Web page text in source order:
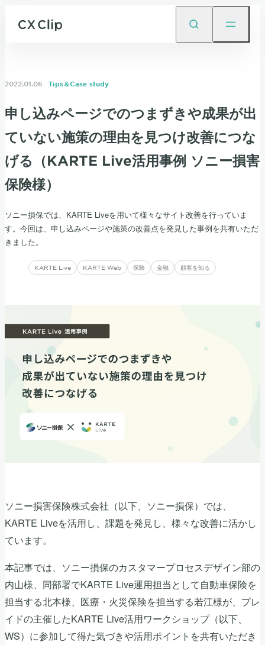
2022.01.06 Tips＆Case study
申し込みページでのつまずきや成果が出
ていない施策の理由を見つけ改善につな
げる（KARTE Live活用事例 ソニー損害
保険様）
ソニー損保では、KARTE Liveを用いて様々なサイト改善を行っていま
す。今回は、申し込みページや施策の改善点を発見した事例を共有いただ
きました。
KARTE Live KARTE Web 保険 金融 顧客を知る
ソニー損害保険株式会社（以下、ソニー損保）では、
KARTE Liveを活用し、課題を発見し、様々な改善に活かし
ています。
本記事では、ソニー損保のカスタマープロセスデザイン部の
内山様、同部署でKARTE Live運用担当として自動車保険を
担当する北本様、医療・火災保険を担当する若江様が、プレ
イドの主催したKARTE Live活用ワークショップ（以下、
WS）に参加して得た気づきや活用ポイントを共有いただき